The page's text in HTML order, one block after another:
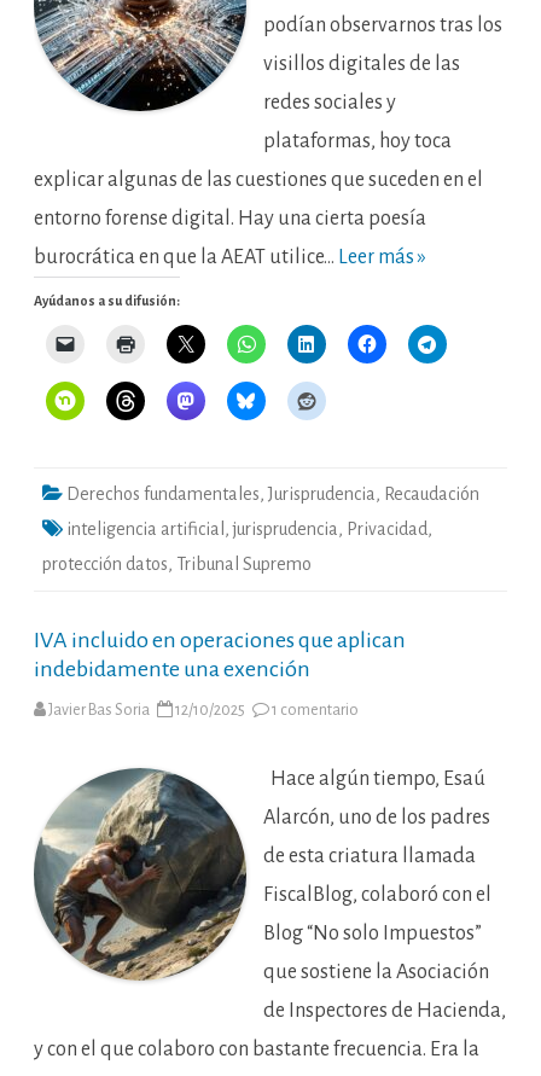
podían observarnos tras los
visillos digitales de las
redes sociales y
plataformas, hoy toca
explicar algunas de las cuestiones que suceden en el
entorno forense digital. Hay una cierta poesía
burocrática en que la AEAT utilice… Leer más »
Ayúdanos a su difusión:
Derechos fundamentales,Jurisprudencia , Recaudación
inteligencia artificial ,jurisprudencia , Privacidad ,
protección datos, Tribunal Supremo
IVA incluido en operaciones que aplican
indebidamente una exención
Javier Bas Soria 12/10/2025 1 comentario
operaciones
aplican
indebidamente
exención
Hace algún tiempo, Esaú
Alarcón, uno de los padres
de esta criatura llamada
FiscalBlog, colaboró con el
Blog “No solo Impuestos”
que sostiene la Asociación
de Inspectores de Hacienda,
y con el que colaboro con bastante frecuencia. Era la